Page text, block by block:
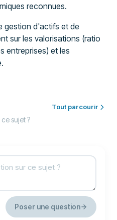
reconnues.
gestion d'actifs et de
sur les valorisations (ratio
entreprises) et les
sujet ?
Tout parcourir
Poser une question